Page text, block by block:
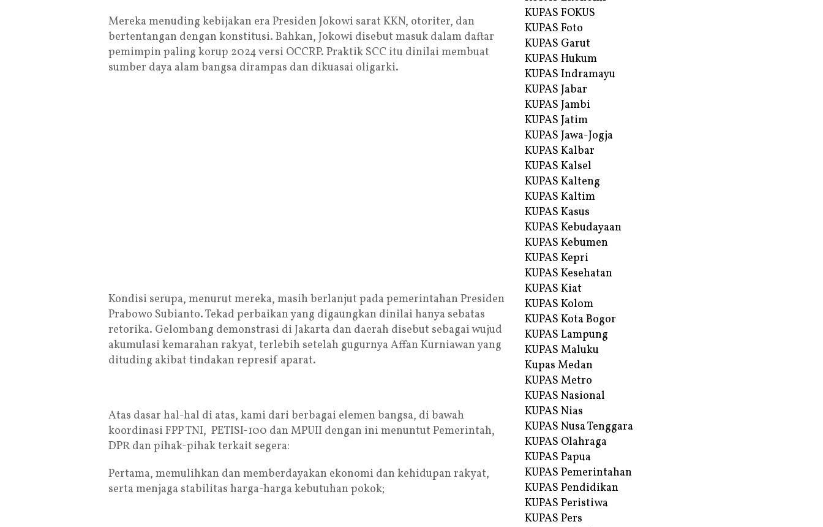
Mereka menuding kebijakan era Presiden Jokowi sarat KKN, otoriter, dan
bertentangan dengan konstitusi. Bahkan, Jokowi disebut masuk dalam daftar
pemimpin paling korup 2024 versi OCCRP. Praktik SCC itu dinilai membuat
sumber daya alam bangsa dirampas dan dikuasai oligarki.
Kondisi serupa, menurut mereka, masih berlanjut pada pemerintahan Presiden
Prabowo Subianto. Tekad perbaikan yang digaungkan dinilai hanya sebatas
retorika. Gelombang demonstrasi di Jakarta dan daerah disebut sebagai wujud
akumulasi kemarahan rakyat, terlebih setelah gugurnya Affan Kurniawan yang
dituding akibat tindakan represif aparat.
Atas dasar hal-hal di atas, kami dari berbagai elemen bangsa, di bawah
koordinasi FPP TNI, PETISI-100 dan MPUII dengan ini menuntut Pemerintah,
DPR dan pihak-pihak terkait segera:
Pertama, memulihkan dan memberdayakan ekonomi dan kehidupan rakyat,
serta menjaga stabilitas harga-harga kebutuhan pokok;
KUPAS FOKUS
KUPAS Foto
KUPAS Garut
KUPAS Hukum
KUPAS Indramayu
KUPAS Jabar
KUPAS Jambi
KUPAS Jatim
KUPAS Jawa-Jogja
KUPAS Kalbar
KUPAS Kalsel
KUPAS Kalteng
KUPAS Kaltim
KUPAS Kasus
KUPAS Kebudayaan
KUPAS Kebumen
KUPAS Kepri
KUPAS Kesehatan
KUPAS Kiat
KUPAS Kolom
KUPAS Kota Bogor
KUPAS Lampung
KUPAS Maluku
Kupas Medan
KUPAS Metro
KUPAS Nasional
KUPAS Nias
KUPAS Nusa Tenggara
KUPAS Olahraga
KUPAS Papua
KUPAS Pemerintahan
KUPAS Pendidikan
KUPAS Peristiwa
KUPAS Pers